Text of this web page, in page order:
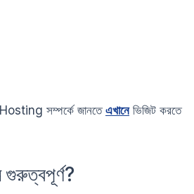
সম্পর্কে জানতেএখানেভিজিট করতে